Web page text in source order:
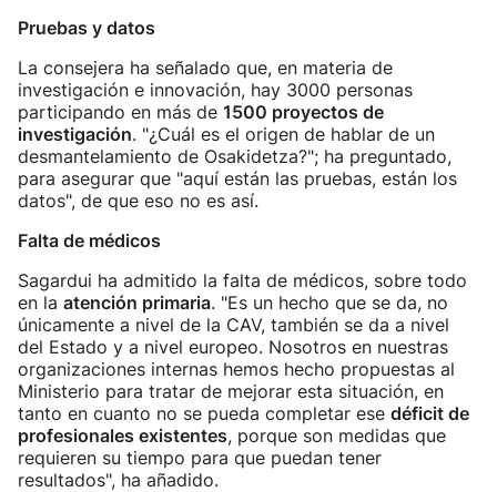
Pruebas y datos
La consejera ha señalado que, en materia de
investigación e innovación, hay 3000 personas
participando en más de 1500 proyectos de
investigación. "¿Cuál es el origen de hablar de un
desmantelamiento de Osakidetza?"; ha preguntado,
para asegurar que "aquí están las pruebas, están los
datos", de que eso no es así.
Falta de médicos
Sagardui ha admitido la falta de médicos, sobre todo
en la atención primaria. "Es un hecho que se da, no
únicamente a nivel de la CAV, también se da a nivel
del Estado y a nivel europeo. Nosotros en nuestras
organizaciones internas hemos hecho propuestas al
Ministerio para tratar de mejorar esta situación, en
tanto en cuanto no se pueda completar ese déficit de
profesionales existentes, porque son medidas que
requieren su tiempo para que puedan tener
resultados", ha añadido.